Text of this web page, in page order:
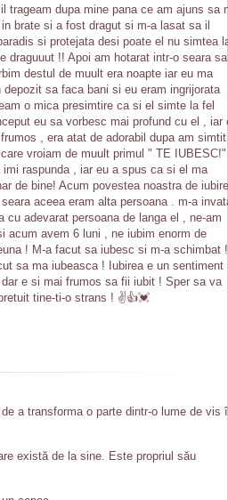
trageam dupa mine pana ce am ajuns sa
brate si a fost dragut si m-a lasat sa il
si protejata desi poate el nu simtea
draguuut !! Apoi am hotarat intr-o seara
destul de muult era noapte iar eu ma
sa faca bani si eu eram ingrijorata
o mica presimtire ca si el simte la fel
eu sa vorbesc mai profund cu el , iar
, era atat de adorabil dupa am simtit
vroiam de muult primul " TE IUBESC!"
raspunda , iar eu a spus ca si el ma
de bine! Acum povestea noastra de iubire
aceea eram alta persoana . m-a
cu adevarat persoana de langa el , ne-am
acum avem 6 luni , ne iubim enorm de
! M-a facut sa iubesc si m-a schimbat !
sa ma iubeasca ! Iubirea e un sentiment
e si mai frumos sa fii iubit ! Sper sa va
tine-ti-o strans ! ✌👍💓
a transforma o parte dintr-o lume de vis
există de la sine. Este propriul său